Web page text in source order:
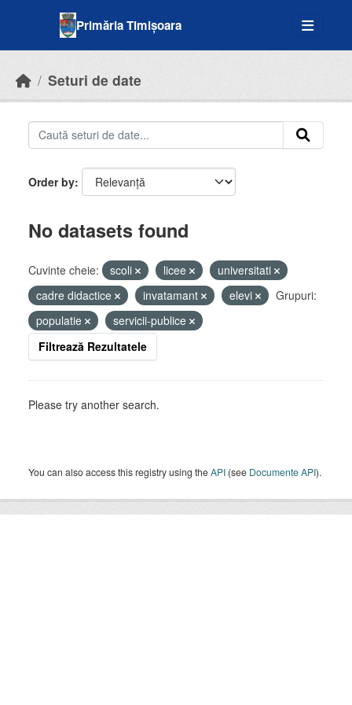
Primăria Timișoara
Seturi de date
Order by
No datasets found
Cuvinte cheie: scoli licee
universitati
cadre didactice
invatamant elevi
Grupuri:
populatie
servicii-publice
Filtrează Rezultatele
Please try another search.
You can also access this registry using theAPI (see Documente API).